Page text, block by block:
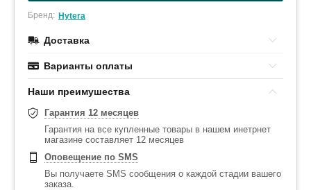
Бренд: Hytera
Доставка
Варианты оплаты
Наши преимушества
Гарантия 12 месяцев
Гарантия на все купленные товары в нашем инетрнет
магазине составляет 12 месяцев
Оповещение по SMS
Вы получаете SMS сообщения о каждой стадии вашего
заказа.